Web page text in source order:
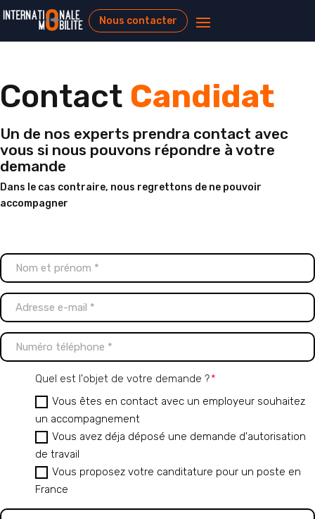
Nous contacter
Contact Candidat
Un de nos experts prendra contact avec
vous si nous pouvons répondre à votre
demande
Dans le cas contraire, nous regrettons de ne pouvoir
accompagner
Quel est l'objet de votre demande ?
Vous êtes en contact avec un employeur souhaitez
un accompagnement
Vous avez déja déposé une demande d'autorisation
de travail
Vous proposez votre canditature pour un poste en
France